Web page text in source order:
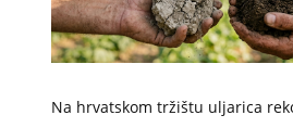
Na hrvatskom tržištu uljarica